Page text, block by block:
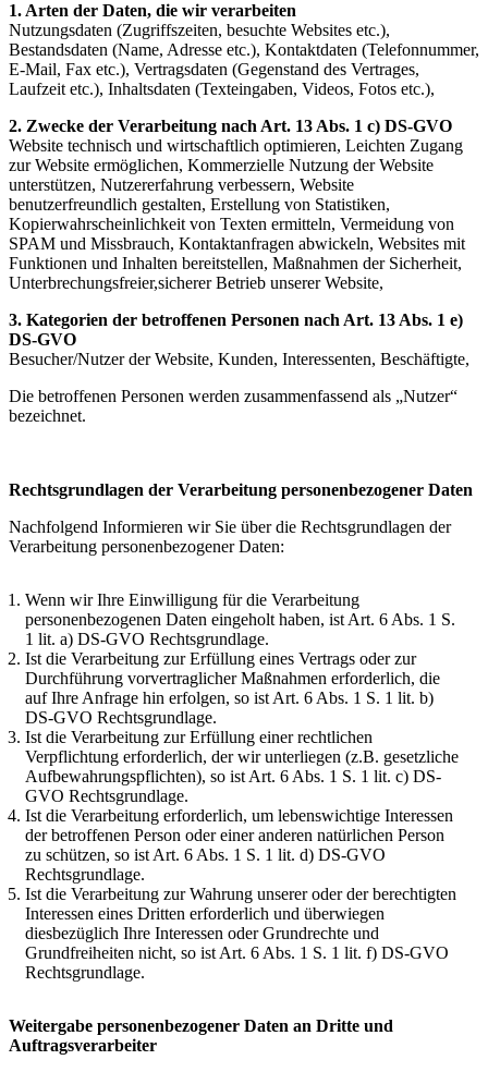
1. Arten der Daten, die wir verarbeiten
Nutzungsdaten (Zugriffszeiten, besuchte Websites etc.),
Bestandsdaten (Name, Adresse etc.), Kontaktdaten (Telefonnummer,
E-Mail, Fax etc.), Vertragsdaten (Gegenstand des Vertrages,
Laufzeit etc.), Inhaltsdaten (Texteingaben, Videos, Fotos etc.),
2. Zwecke der Verarbeitung nach Art. 13 Abs. 1 c) DS-GVO
Website technisch und wirtschaftlich optimieren, Leichten Zugang
zur Website ermöglichen, Kommerzielle Nutzung der Website
unterstützen, Nutzererfahrung verbessern, Website
benutzerfreundlich gestalten, Erstellung von Statistiken,
Kopierwahrscheinlichkeit von Texten ermitteln, Vermeidung von
SPAM und Missbrauch, Kontaktanfragen abwickeln, Websites mit
Funktionen und Inhalten bereitstellen, Maßnahmen der Sicherheit,
Unterbrechungsfreier,sicherer Betrieb unserer Website,
3. Kategorien der betroffenen Personen nach Art. 13 Abs. 1 e)
DS-GVO
Besucher/Nutzer der Website, Kunden, Interessenten, Beschäftigte,
Die betroffenen Personen werden zusammenfassend als „Nutzer“
bezeichnet.
Rechtsgrundlagen der Verarbeitung personenbezogener Daten
Nachfolgend Informieren wir Sie über die Rechtsgrundlagen der
Verarbeitung personenbezogener Daten:
Wenn wir Ihre Einwilligung für die Verarbeitung
personenbezogenen Daten eingeholt haben, ist Art. 6 Abs. 1 S.
1 lit. a) DS-GVO Rechtsgrundlage.
Ist die Verarbeitung zur Erfüllung eines Vertrags oder zur
Durchführung vorvertraglicher Maßnahmen erforderlich, die
auf Ihre Anfrage hin erfolgen, so ist Art. 6 Abs. 1 S. 1 lit. b)
DS-GVO Rechtsgrundlage.
Ist die Verarbeitung zur Erfüllung einer rechtlichen
Verpflichtung erforderlich, der wir unterliegen (z.B. gesetzliche
Aufbewahrungspflichten), so ist Art. 6 Abs. 1 S. 1 lit. c) DS-
GVO Rechtsgrundlage.
Ist die Verarbeitung erforderlich, um lebenswichtige Interessen
der betroffenen Person oder einer anderen natürlichen Person
zu schützen, so ist Art. 6 Abs. 1 S. 1 lit. d) DS-GVO
Rechtsgrundlage.
Ist die Verarbeitung zur Wahrung unserer oder der berechtigten
Interessen eines Dritten erforderlich und überwiegen
diesbezüglich Ihre Interessen oder Grundrechte und
Grundfreiheiten nicht, so ist Art. 6 Abs. 1 S. 1 lit. f) DS-GVO
Rechtsgrundlage.
Weitergabe personenbezogener Daten an Dritte und
Auftragsverarbeiter